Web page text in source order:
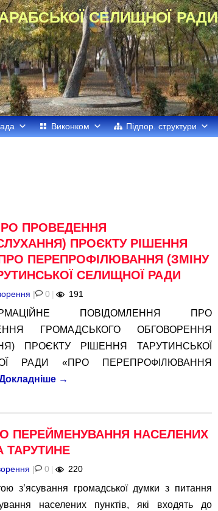
селищної ради
Виконком Підпор. структури
ПРОВЕДЕННЯ
ПРОЄКТУ РІШЕННЯ
ПЕРЕПРОФІЛЮВАННЯ (ЗМІНУ
СЕЛИЩНОЇ РАДИ
| 0 | 191
ПОВІДОМЛЕННЯ ПРО
ГРОМАДСЬКОГО ОБГОВОРЕННЯ
ПРОЄКТУ РІШЕННЯ ТАРУТИНСЬКОЇ
РАДИ «ПРО ПЕРЕПРОФІЛЮВАННЯ
→
ПЕРЕЙМЕНУВАННЯ НАСЕЛЕНИХ
ТАРУТИНЕ
| 0 | 220
з’ясування громадської думки з питання
населених пунктів, які входять до